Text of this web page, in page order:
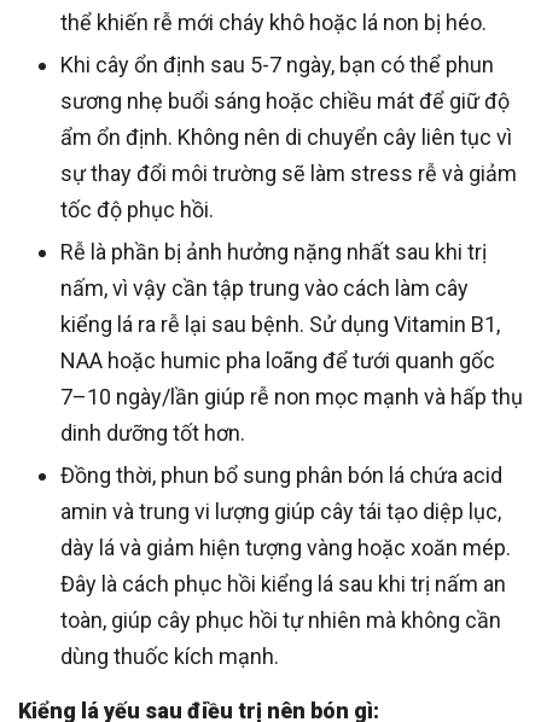
thể khiến rễ mới cháy khô hoặc lá non bị héo.
Khi cây ổn định sau 5-7 ngày, bạn có thể phun
sương nhẹ buổi sáng hoặc chiều mát để giữ độ
ẩm ổn định. Không nên di chuyển cây liên tục vì
sự thay đổi môi trường sẽ làm stress rễ và giảm
tốc độ phục hồi.
Rễ là phần bị ảnh hưởng nặng nhất sau khi trị
nấm, vì vậy cần tập trung vào cách làm cây
kiểng lá ra rễ lại sau bệnh. Sử dụng Vitamin B1,
NAA hoặc humic pha loãng để tưới quanh gốc
7–10 ngày/lần giúp rễ non mọc mạnh và hấp thụ
dinh dưỡng tốt hơn.
Đồng thời, phun bổ sung phân bón lá chứa acid
amin và trung vi lượng giúp cây tái tạo diệp lục,
dày lá và giảm hiện tượng vàng hoặc xoăn mép.
Đây là cách phục hồi kiểng lá sau khi trị nấm an
toàn, giúp cây phục hồi tự nhiên mà không cần
dùng thuốc kích mạnh.
Kiểng lá yếu sau điều trị nên bón gì: